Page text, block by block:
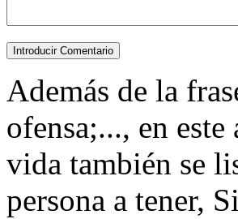
Además de la
ofensa;..., en
vida también se
persona a tener,